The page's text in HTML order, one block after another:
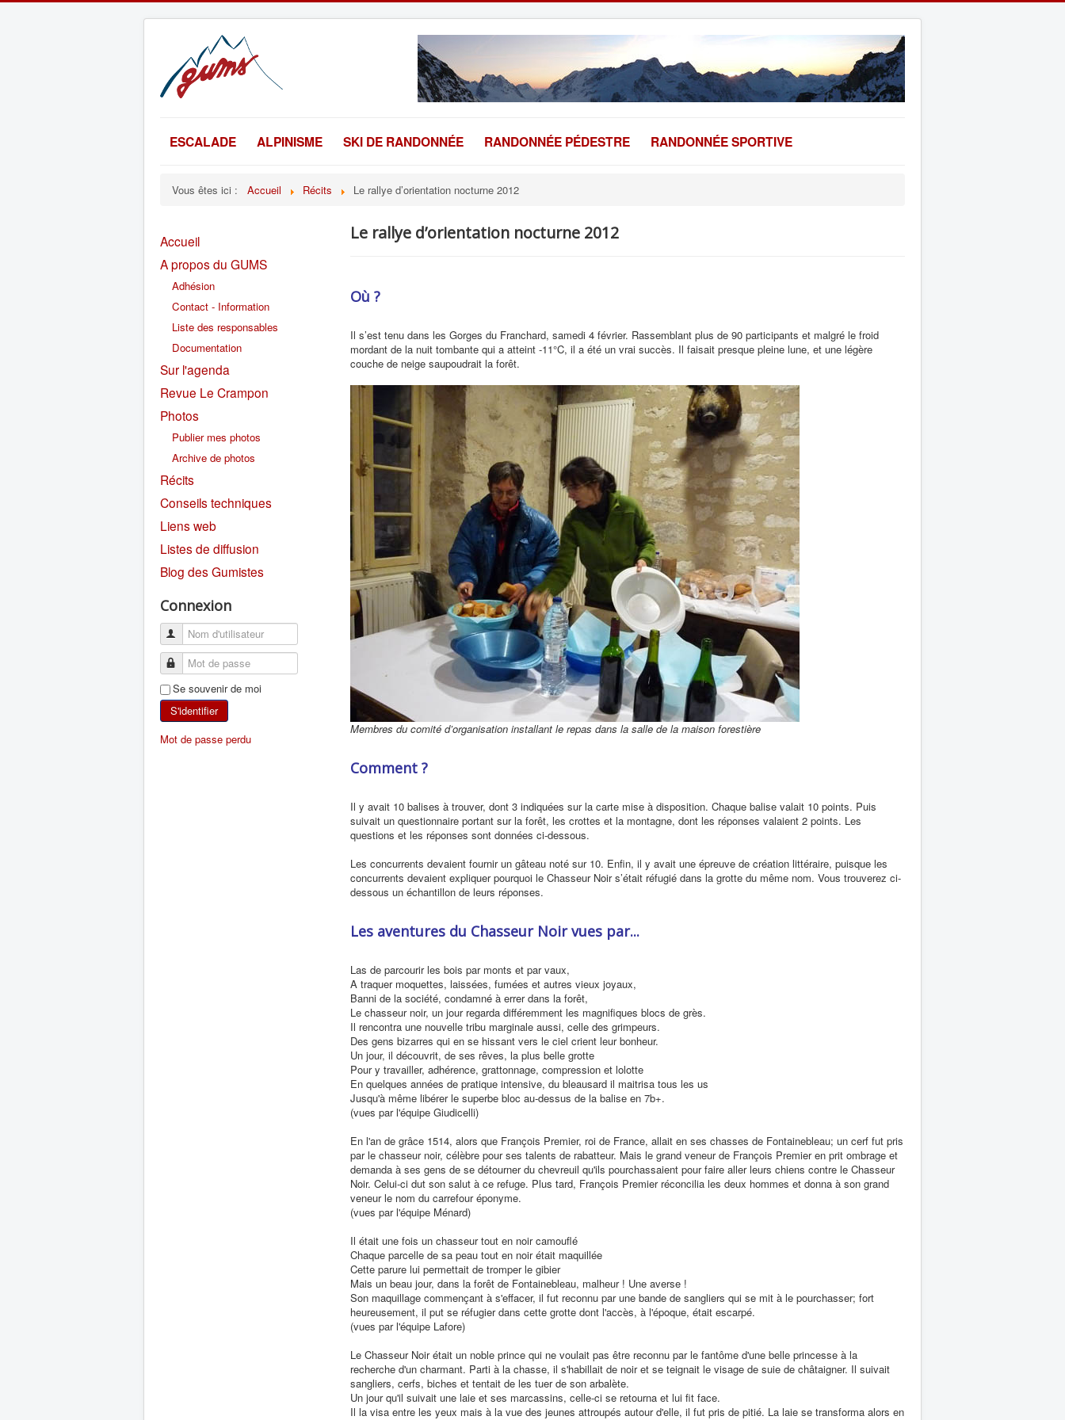
ESCALADE ALPINISME SKI DE RANDONNÉE RANDONNÉE PÉDESTRE RANDONNÉE SPORTIVE
Vous êtes ici : Accueil Récits Le rallye d’orientation nocturne 2012
Accueil
A propos du GUMS
Adhésion
Contact - Information
Liste des responsables
Documentation
Sur l'agenda
Revue Le Crampon
Photos
Publier mes photos
Archive de photos
Récits
Conseils techniques
Liens web
Listes de diffusion
Blog des Gumistes
Connexion
Se souvenir de moi
S'identifier
Mot de passe perdu
Le rallye d’orientation nocturne 2012
Où ?
Il s’est tenu dans les Gorges du Franchard, samedi 4 février. Rassemblant plus de 90 participants et malgré le froid
mordant de la nuit tombante qui a atteint -11°C, il a été un vrai succès. Il faisait presque pleine lune, et une légère
couche de neige saupoudrait la forêt.
Membres du comité d’organisation installant le repas dans la salle de la maison forestière
Comment ?
Il y avait 10 balises à trouver, dont 3 indiquées sur la carte mise à disposition. Chaque balise valait 10 points. Puis
suivait un questionnaire portant sur la forêt, les crottes et la montagne, dont les réponses valaient 2 points. Les
questions et les réponses sont données ci-dessous.
Les concurrents devaient fournir un gâteau noté sur 10. Enfin, il y avait une épreuve de création littéraire, puisque les
concurrents devaient expliquer pourquoi le Chasseur Noir s’était réfugié dans la grotte du même nom. Vous trouverez ci-
dessous un échantillon de leurs réponses.
Les aventures du Chasseur Noir vues par...
Las de parcourir les bois par monts et par vaux,
A traquer moquettes, laissées, fumées et autres vieux joyaux,
Banni de la société, condamné à errer dans la forêt,
Le chasseur noir, un jour regarda différemment les magnifiques blocs de grès.
Il rencontra une nouvelle tribu marginale aussi, celle des grimpeurs.
Des gens bizarres qui en se hissant vers le ciel crient leur bonheur.
Un jour, il découvrit, de ses rêves, la plus belle grotte
Pour y travailler, adhérence, grattonnage, compression et lolotte
En quelques années de pratique intensive, du bleausard il maitrisa tous les us
Jusqu'à même libérer le superbe bloc au-dessus de la balise en 7b+.
(vues par l'équipe Giudicelli)
En l'an de grâce 1514, alors que François Premier, roi de France, allait en ses chasses de Fontainebleau; un cerf fut pris
par le chasseur noir, célèbre pour ses talents de rabatteur. Mais le grand veneur de François Premier en prit ombrage et
demanda à ses gens de se détourner du chevreuil qu'ils pourchassaient pour faire aller leurs chiens contre le Chasseur
Noir. Celui-ci dut son salut à ce refuge. Plus tard, François Premier réconcilia les deux hommes et donna à son grand
veneur le nom du carrefour éponyme.
(vues par l'équipe Ménard)
Il était une fois un chasseur tout en noir camouflé
Chaque parcelle de sa peau tout en noir était maquillée
Cette parure lui permettait de tromper le gibier
Mais un beau jour, dans la forêt de Fontainebleau, malheur ! Une averse !
Son maquillage commençant à s'effacer, il fut reconnu par une bande de sangliers qui se mit à le pourchasser; fort
heureusement, il put se réfugier dans cette grotte dont l'accès, à l'époque, était escarpé.
(vues par l'équipe Lafore)
Le Chasseur Noir était un noble prince qui ne voulait pas être reconnu par le fantôme d'une belle princesse à la
recherche d'un charmant. Parti à la chasse, il s'habillait de noir et se teignait le visage de suie de châtaigner. Il suivait
sangliers, cerfs, biches et tentait de les tuer de son arbalète.
Un jour qu'il suivait une laie et ses marcassins, celle-ci se retourna et lui fit face.
Il la visa entre les yeux mais à la vue des jeunes attroupés autour d'elle, il fut pris de pitié. La laie se transforma alors en